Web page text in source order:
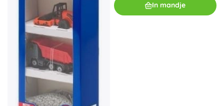
In mandje